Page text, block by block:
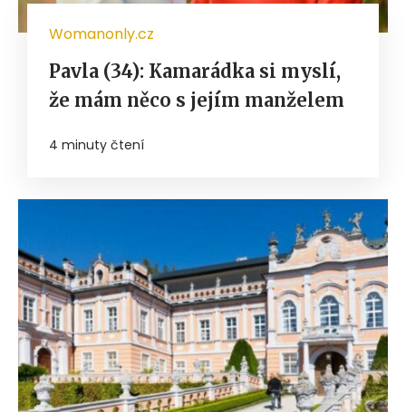
Womanonly.cz
Pavla (34): Kamarádka si myslí,
že mám něco s jejím manželem
4 minuty čtení